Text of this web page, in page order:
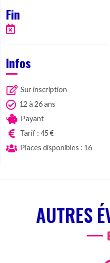
Fin
Infos
Sur inscription
12 à 26 ans
Payant
Tarif : 45 €
Places disponibles : 16
AUTRES